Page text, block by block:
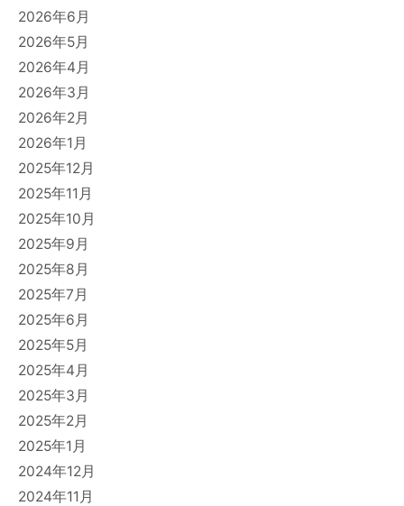
2026年6月
2026年5月
2026年4月
2026年3月
2026年2月
2026年1月
2025年12月
2025年11月
2025年10月
2025年9月
2025年8月
2025年7月
2025年6月
2025年5月
2025年4月
2025年3月
2025年2月
2025年1月
2024年12月
2024年11月